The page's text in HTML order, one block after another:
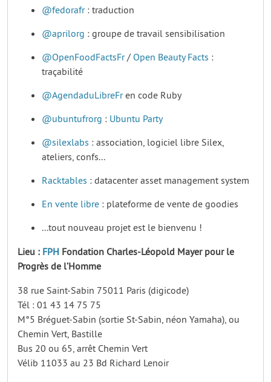
@fedorafr: traduction
@aprilorg : groupe de travail sensibilisation
@OpenFoodFactsFr/ Open Beauty Facts :
traçabilité
@AgendaduLibreFren code Ruby
@ubuntufrorg : Ubuntu Party
@silexlabs : association, logiciel libre Silex,
ateliers, confs...
Racktables : datacenter asset management system
En vente libre : plateforme de vente de goodies
...tout nouveau projet est le bienvenu !
Lieu : FPH Fondation Charles-Léopold Mayer pour le
Progrès de l’Homme
38 rue Saint-Sabin 75011 Paris (digicode)
Tél : 01 43 14 75 75
M°5 Bréguet-Sabin (sortie St-Sabin, néon Yamaha), ou
Chemin Vert, Bastille
Bus 20 ou 65, arrêt Chemin Vert
Vélib 11033 au 23 Bd Richard Lenoir